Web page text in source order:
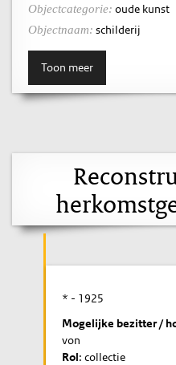
Objectcategorie: oude kunst
Objectnaam: schilderij
Toon meer
* - 1925
Mogelijke bezitter /
von
Rol: collectie